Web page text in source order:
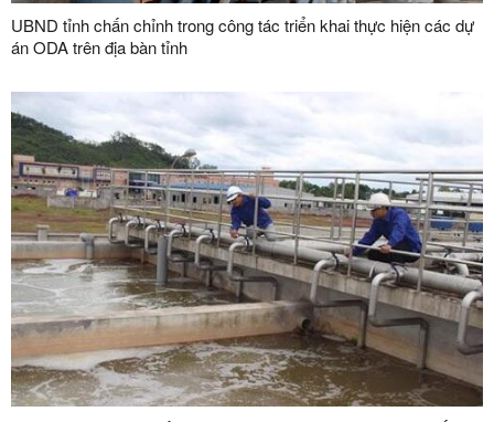
UBND tỉnh chấn chỉnh trong công tác triển khai thực hiện các dự
án ODA trên địa bàn tỉnh